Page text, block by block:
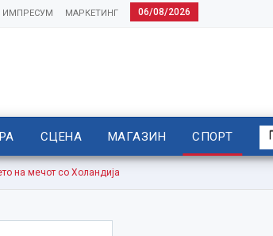
06/08/2026
МАРКЕТИНГ
ИМПРЕСУМ
СЦЕНА МАГАЗИН СПОРТ
на мечот со Холандија